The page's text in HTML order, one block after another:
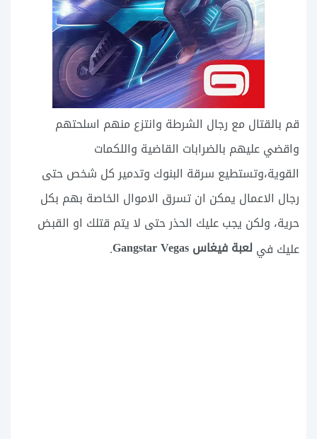
قم بالقتال مع رجال الشرطة وانتزع منهم اسلحتهم
واقضي عليهم بالضرابات القاضية واللكمات
القوية،وتستطيع سرقة البنوك وتدمير كل شخص حتى
رجال الاعمال يمكن ان تسرق الاموال الخاصة بهم بكل
حرية، ولكن يجب عليك الحذر حتى لا يتم قتلك او القبض
عليك في لعبة فيغاس Gangstar Vegas .